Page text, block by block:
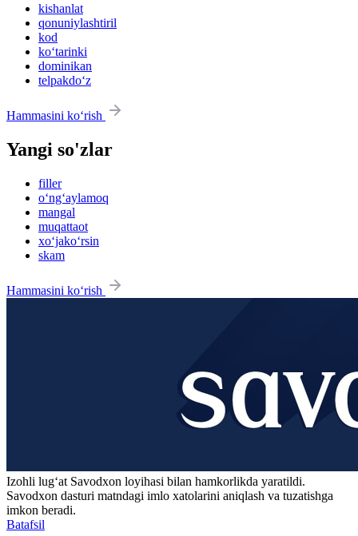
kishanlat
qonuniylashtiril
kod
ko‘tarinki
dominikan
telpakdo‘z
Hammasini ko‘rish
Yangi so'zlar
filler
o‘ng‘aylamoq
mangal
muqattaot
xo‘jako‘rsin
skam
Hammasini ko‘rish
Izohli lugʻat Savodxon loyihasi bilan hamkorlikda yaratildi.
Savodxon dasturi matndagi imlo xatolarini aniqlash va tuzatishga
imkon beradi.
Batafsil